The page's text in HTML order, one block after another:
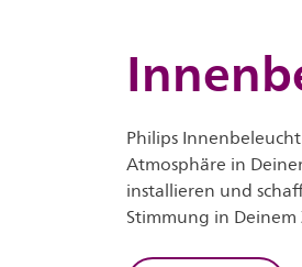
Philips
Atmosphäre in
installieren und
Stimmung in Deinem